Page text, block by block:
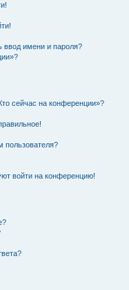
ввод имени и пароля?
сейчас на конференции»?
пользователя?
войти на конференцию!